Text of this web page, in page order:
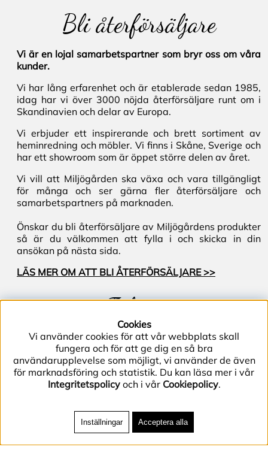
Bli återförsäljare
Vi är en lojal samarbetspartner som bryr oss om våra
kunder.
Vi har lång erfarenhet och är etablerade sedan 1985,
idag har vi över 3000 nöjda återförsäljare runt om i
Skandinavien och delar av Europa.
Vi erbjuder ett inspirerande och brett sortiment av
heminredning och möbler. Vi finns i Skåne, Sverige och
har ett showroom som är öppet större delen av året.
Vi vill att Miljögården ska växa och vara tillgängligt
för många och ser gärna fler återförsäljare och
samarbetspartners på marknaden.
Önskar du bli återförsäljare av Miljögårdens produkter
så är du välkommen att fylla i och skicka in din
ansökan på nästa sida.
LÄS MER OM ATT BLI ÅTERFÖRSÄLJARE >>
Följ oss
Telefon (+46) 40–40 86 40 | E-post
info@miljogarden.com
| Bolagsgatan 2, 233 51
Svedala
Cookies
Vi använder cookies för att vår webbplats skall
fungera och för att ge dig en så bra
användarupplevelse som möjligt, vi använder de även
för marknadsföring och statistik. Du kan läsa mer i vår
Integritetspolicyoch i vår Cookiepolicy.
Inställningar Acceptera alla